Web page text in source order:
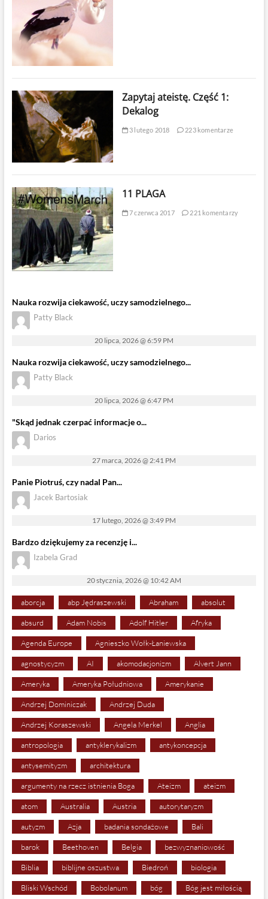
Zapytaj ateistę. Część 1:
Dekalog
3 lutego 2018 223 komentarze
11 PLAGA
7 czerwca 2017 221 komentarzy
Nauka rozwija ciekawość, uczy samodzielnego...
Patty Black
20 lipca, 2026 @ 6:59 PM
Nauka rozwija ciekawość, uczy samodzielnego...
Patty Black
20 lipca, 2026 @ 6:47 PM
"Skąd jednak czerpać informacje o...
Darios
27 marca, 2026 @ 2:41 PM
Panie Piotruś, czy nadal Pan...
Jacek Bartosiak
17 lutego, 2026 @ 3:49 PM
Bardzo dziękujemy za recenzję i...
Izabela Grad
20 stycznia, 2026 @ 10:42 AM
aborcja abp Jędraszewski Abraham absolut
absurd Adam Nobis Adolf Hitler Afryka
Agenda Europe Agnieszko Wołk-Łaniewska
agnostycyzm AI akomodacjonizm Alvert Jann
Ameryka Ameryka Południowa Amerykanie
Andrzej Dominiczak Andrzej Duda
Andrzej Koraszewski Angela Merkel Anglia
antropologia antyklerykalizm antykoncepcja
antysemityzm architektura
argumenty na rzecz istnienia Boga Ateizm ateizm
atom Australia Austria autorytaryzm
autyzm Azja badania sondażowe Bali
barok Beethoven Belgia bezwyznaniowość
Biblia biblijne oszustwa Biedroń biologia
Bliski Wschód Bobolanum bóg Bóg jest miłością